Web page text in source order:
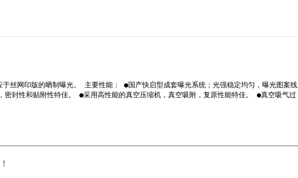
丝网印版的晒制曝光。 主要性能： ●国产快启型成套曝光系统；光强稳定均匀，曝光图案线
封性和贴附性特佳。 ●采用高性能的真空压缩机，真空吸附，复原性能特佳。 ●真空吸气过